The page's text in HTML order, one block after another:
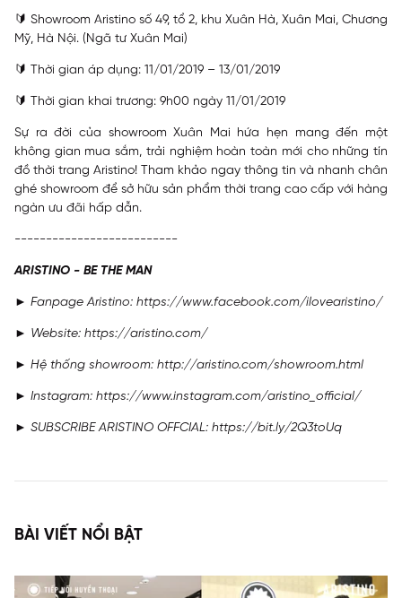
🔰 Showroom Aristino số 49, tổ 2, khu Xuân Hà, Xuân Mai, Chương
Mỹ, Hà Nội. (Ngã tư Xuân Mai)
🔰 Thời gian áp dụng: 11/01/2019 – 13/01/2019
🔰 Thời gian khai trương: 9h00 ngày 11/01/2019
Sự ra đời của showroom Xuân Mai hứa hẹn mang đến một
không gian mua sắm, trải nghiệm hoàn toàn mới cho những tín
đồ thời trang Aristino! Tham khảo ngay thông tin và nhanh chân
ghé showroom để sở hữu sản phẩm thời trang cao cấp với hàng
ngàn ưu đãi hấp dẫn.
--------------------------
ARISTINO - BE THE MAN
► Fanpage Aristino: https://www.facebook.com/ilovearistino/
► Website: https://aristino.com/
► Hệ thống showroom: http://aristino.com/showroom.html
► Instagram: https://www.instagram.com/aristino_official/
► SUBSCRIBE ARISTINO OFFCIAL: https://bit.ly/2Q3toUq
BÀI VIẾT NỔI BẬT